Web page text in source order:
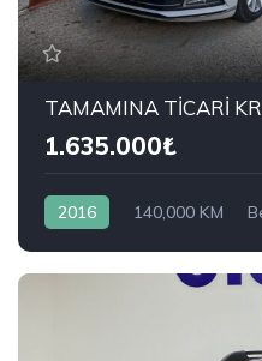
1.635.000₺
2016 140,000 KM